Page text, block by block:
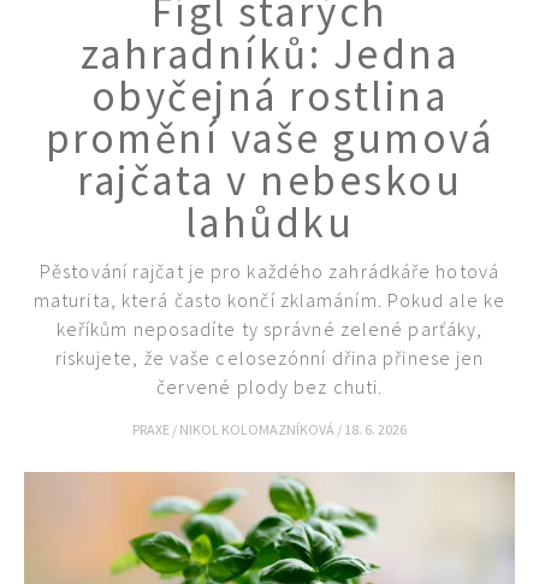
KVÍZY A TESTYFígl starých
zahradníků: Jedna
obyčejná rostlina
promění vaše gumová
rajčata v nebeskou
lahůdku
Pěstování rajčat je pro každého zahrádkáře hotová
maturita, která často končí zklamáním. Pokud ale ke
keříkům neposadíte ty správné zelené parťáky,
riskujete, že vaše celosezónní dřina přinese jen
červené plody bez chuti.
PRAXE / NIKOL KOLOMAZNÍKOVÁ / 18. 6. 2026